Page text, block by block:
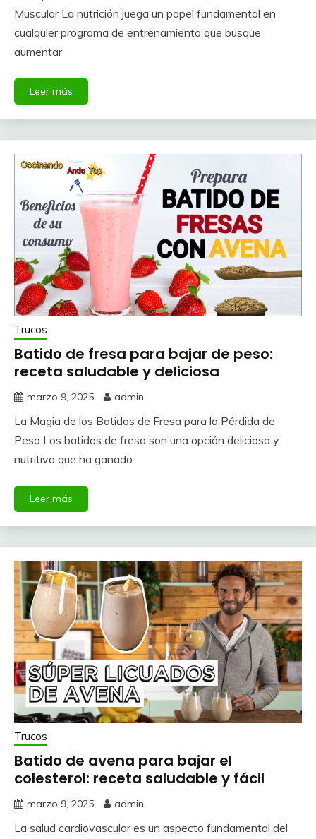
Muscular La nutrición juega un papel fundamental en
cualquier programa de entrenamiento que busque
aumentar
Leer más
Trucos
Batido de fresa para bajar de peso:
receta saludable y deliciosa
marzo 9, 2025 admin
La Magia de los Batidos de Fresa para la Pérdida de
Peso Los batidos de fresa son una opción deliciosa y
nutritiva que ha ganado
Leer más
Trucos
Batido de avena para bajar el
colesterol: receta saludable y fácil
marzo 9, 2025 admin
La salud cardiovascular es un aspecto fundamental del